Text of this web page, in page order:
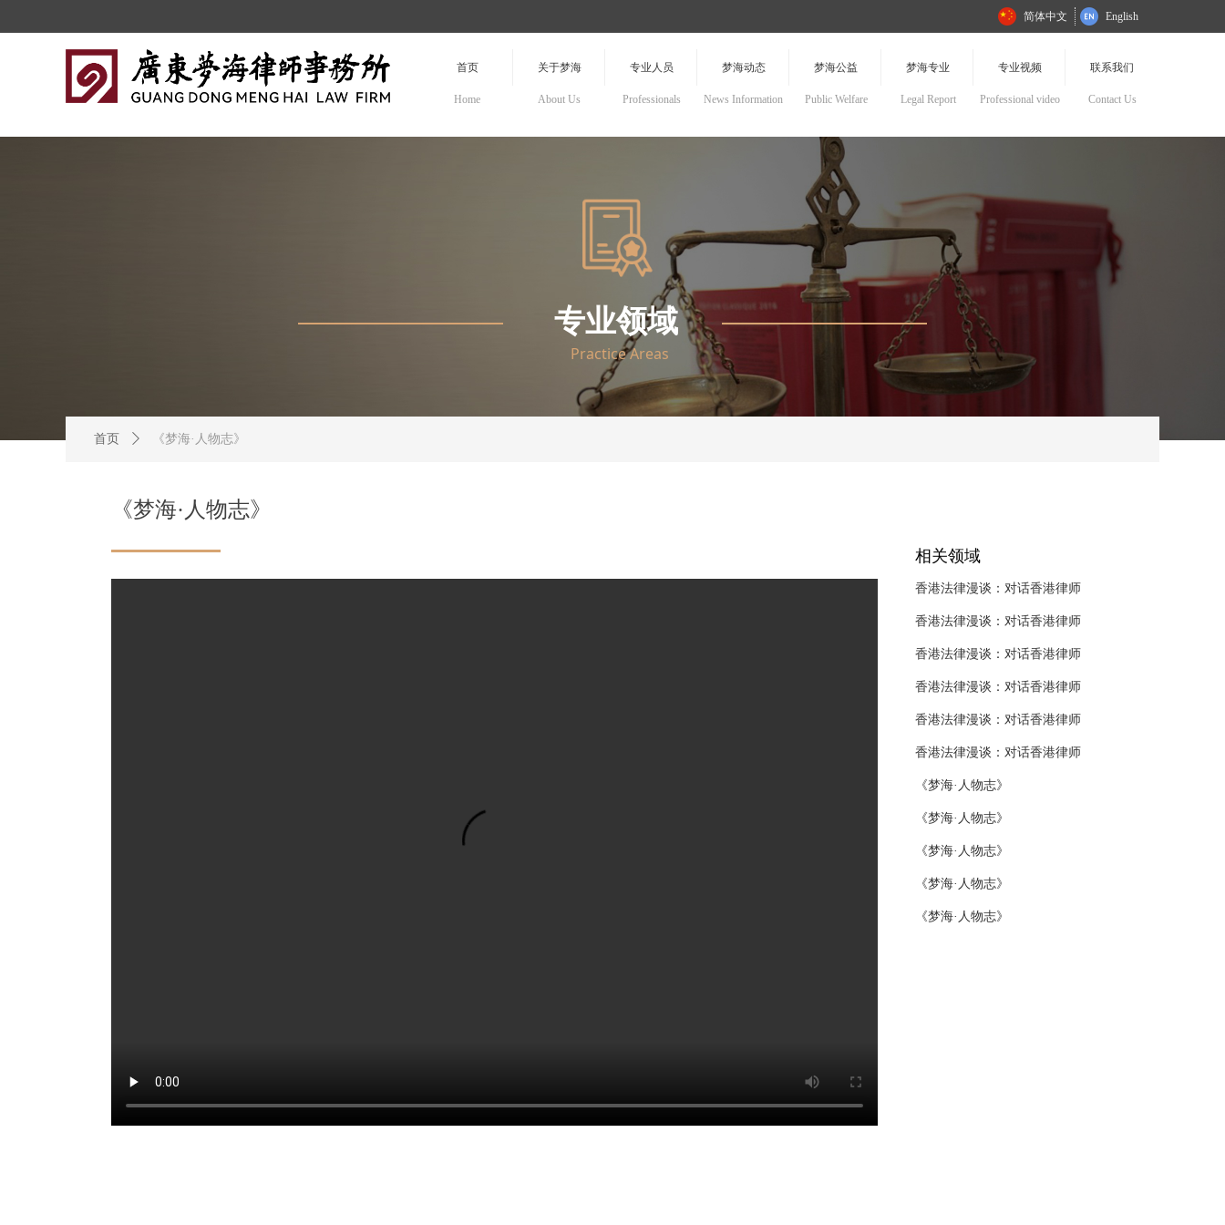
首页 关于梦海 专业人员 梦海动态 梦海公益 梦海专业 专业视频 联系我们
简体中文 English
Home About Us Professionals News Information Public Welfare Legal Report Professional video Contact Us
《梦海·人物志》
首页 ꄲ 《梦海·人物志》
Practice Areas
专业领域
香港法律漫谈：对话香港律师
香港法律漫谈：对话香港律师
香港法律漫谈：对话香港律师
香港法律漫谈：对话香港律师
香港法律漫谈：对话香港律师
香港法律漫谈：对话香港律师
《梦海·人物志》
《梦海·人物志》
《梦海·人物志》
《梦海·人物志》
《梦海·人物志》
《梦海·人物志》
《梦海·人物志》
《梦海·人物志》
《法律漫谈：对话香港区议员》
《法律漫谈：对话香港区议员》
《法律漫谈：对话香港区议员》
《法律漫谈：对话香港区议员》
《法律漫谈：对话香港区议员》
相关领域